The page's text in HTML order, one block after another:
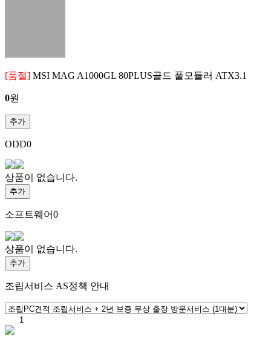
[품절] MSI MAG A1000GL 80PLUS골드 풀모듈러 ATX3.1
0원
추가
ODD0
상품이 없습니다.
추가
소프트웨어0
상품이 없습니다.
추가
조립서비스 AS정책 안내